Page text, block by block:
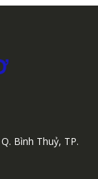
Bình Thuỷ, TP.